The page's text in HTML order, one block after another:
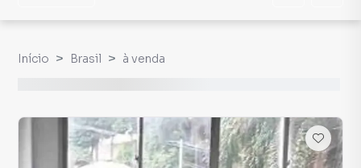
Início Brasil à venda